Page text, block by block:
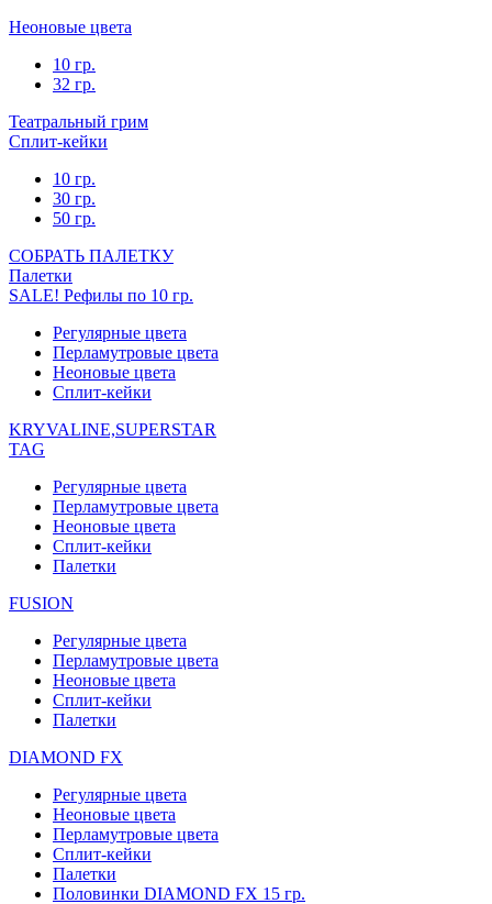
Неоновые цвета
10 гр.
32 гр.
Театральный грим
Сплит-кейки
10 гр.
30 гр.
50 гр.
СОБРАТЬ ПАЛЕТКУ
Палетки
SALE! Рефилы по 10 гр.
Регулярные цвета
Перламутровые цвета
Неоновые цвета
Сплит-кейки
KRYVALINE,SUPERSTAR
TAG
Регулярные цвета
Перламутровые цвета
Неоновые цвета
Сплит-кейки
Палетки
FUSION
Регулярные цвета
Перламутровые цвета
Неоновые цвета
Сплит-кейки
Палетки
DIAMOND FX
Регулярные цвета
Неоновые цвета
Перламутровые цвета
Сплит-кейки
Палетки
Половинки DIAMOND FX 15 гр.